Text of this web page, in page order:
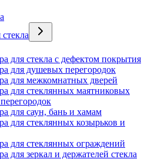
для стекла с дефектом покрытия
для душевых перегородок
для межкомнатных дверей
для стеклянных маятниковых
для саун, бань и хамам
для стеклянных козырьков и
для стеклянных ограждений
для зеркал и держателей стекла